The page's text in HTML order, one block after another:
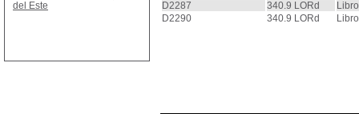
D2287
340.9 LORd
Libro
D2290
340.9 LORd Libro
del Este